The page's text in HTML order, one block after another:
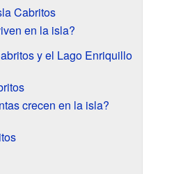
Cabritos
en la isla?
y el Lago Enriquillo
crecen en la isla?